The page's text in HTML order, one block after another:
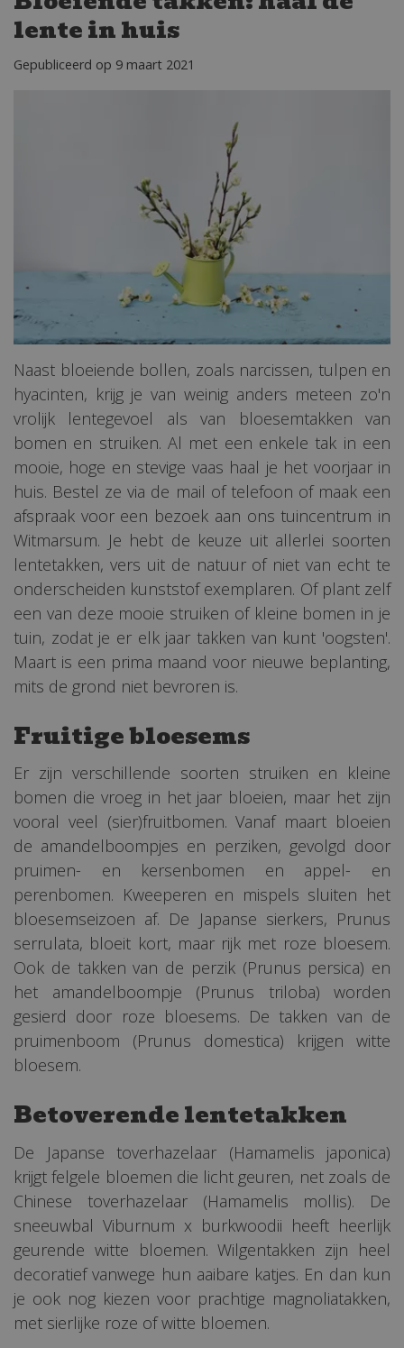
lente in huis
Gepubliceerd op 9 maart 2021
Naast bloeiende bollen, zoals narcissen, tulpen en
hyacinten, krijg je van weinig anders meteen zo'n
vrolijk lentegevoel als van bloesemtakken van
bomen en struiken. Al met een enkele tak in een
mooie, hoge en stevige vaas haal je het voorjaar in
huis. Bestel ze via de mail of telefoon of maak een
afspraak voor een bezoek aan ons tuincentrum in
Witmarsum. Je hebt de keuze uit allerlei soorten
lentetakken, vers uit de natuur of niet van echt te
onderscheiden kunststof exemplaren. Of plant zelf
een van deze mooie struiken of kleine bomen in je
tuin, zodat je er elk jaar takken van kunt 'oogsten'.
Maart is een prima maand voor nieuwe beplanting,
mits de grond niet bevroren is.
Fruitige bloesems
Er zijn verschillende soorten struiken en kleine
bomen die vroeg in het jaar bloeien, maar het zijn
vooral veel (sier)fruitbomen. Vanaf maart bloeien
de amandelboompjes en perziken, gevolgd door
pruimen- en kersenbomen en appel- en
perenbomen. Kweeperen en mispels sluiten het
bloesemseizoen af. De Japanse sierkers, Prunus
serrulata, bloeit kort, maar rijk met roze bloesem.
Ook de takken van de perzik (Prunus persica) en
het amandelboompje (Prunus triloba) worden
gesierd door roze bloesems. De takken van de
pruimenboom (Prunus domestica) krijgen witte
bloesem.
Betoverende lentetakken
De Japanse toverhazelaar (Hamamelis japonica)
krijgt felgele bloemen die licht geuren, net zoals de
Chinese toverhazelaar (Hamamelis mollis). De
sneeuwbal Viburnum x burkwoodii heeft heerlijk
geurende witte bloemen. Wilgentakken zijn heel
decoratief vanwege hun aaibare katjes. En dan kun
je ook nog kiezen voor prachtige magnoliatakken,
met sierlijke roze of witte bloemen.